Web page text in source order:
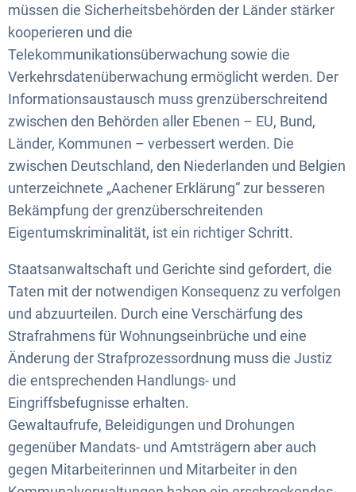
müssen die Sicherheitsbehörden der Länder stärker
kooperieren und die
Telekommunikationsüberwachung sowie die
Verkehrsdatenüberwachung ermöglicht werden. Der
Informationsaustausch muss grenzüberschreitend
zwischen den Behörden aller Ebenen – EU, Bund,
Länder, Kommunen – verbessert werden. Die
zwischen Deutschland, den Niederlanden und Belgien
unterzeichnete „Aachener Erklärung“ zur besseren
Bekämpfung der grenzüberschreitenden
Eigentumskriminalität, ist ein richtiger Schritt.
Staatsanwaltschaft und Gerichte sind gefordert, die
Taten mit der notwendigen Konsequenz zu verfolgen
und abzuurteilen. Durch eine Verschärfung des
Strafrahmens für Wohnungseinbrüche und eine
Änderung der Strafprozessordnung muss die Justiz
die entsprechenden Handlungs- und
Eingriffsbefugnisse erhalten.
Gewaltaufrufe, Beleidigungen und Drohungen
gegenüber Mandats- und Amtsträgern aber auch
gegen Mitarbeiterinnen und Mitarbeiter in den